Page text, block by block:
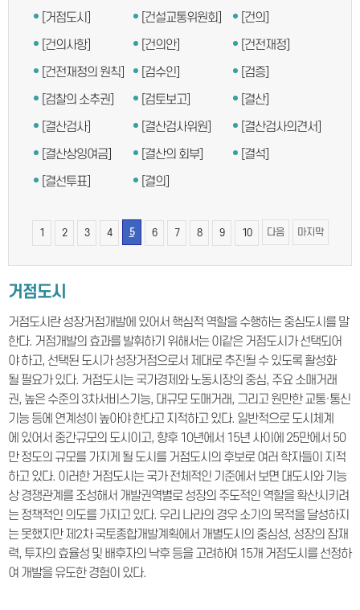
[거점도시] [건설교통위원회]
[건의]
[건의사항]
[건의안]
[건전재정]
[건전재정의 원칙]
[검수인]
[검증]
[검찰의 소추권]
[검토보고]
[결산]
[결산검사]
[결산검사위원]
[결산검사의견서]
[결산상잉여금]
[결산의 회부]
[결석]
[결선투표]
[결의]
1 2 3 4 5 6 7 8 9 10 다음 마지막
거점도시
거점도시란 성장거점개발에 있어서 핵심적 역할을 수행하는 중심도시를 말
한다. 거점개발의 효과를 발휘하기 위해서는 이같은 거점도시가 선택되어
야 하고, 선택된 도시가 성장거점으로서 제대로 추진될 수 있도록 활성화
될 필요가 있다. 거점도시는 국가경제와 노동시장의 중심, 주요 소매거래
권, 높은 수준의 3차서비스기능, 대규모 도매거래, 그리고 원만한 교통·통신
기능 등에 연계성이 높아야 한다고 지적하고 있다. 일반적으로 도시체계
에 있어서 중간규모의 도시이고, 향후 10년에서 15년 사이에 25만에서 50
만 정도의 규모를 가지게 될 도시를 거점도시의 후보로 여러 학자들이 지적
하고 있다. 이러한 거점도시는 국가 전체적인 기준에서 보면 대도시와 기능
상 경쟁관계를 조성해서 개발권역별로 성장의 주도적인 역할을 확산시키려
는 정책적인 의도를 가지고 있다. 우리 나라의 경우 소기의 목적을 달성하지
는 못했지만 제2차 국토종합개발계획에서 개별도시의 중심성, 성장의 잠재
력, 투자의 효율성 및 배후자의 낙후 등을 고려하여 15개 거점도시를 선정하
여 개발을 유도한 경험이 있다.